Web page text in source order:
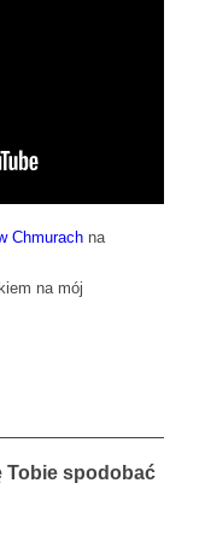
Chmurachna
na mój
Tobie spodobać